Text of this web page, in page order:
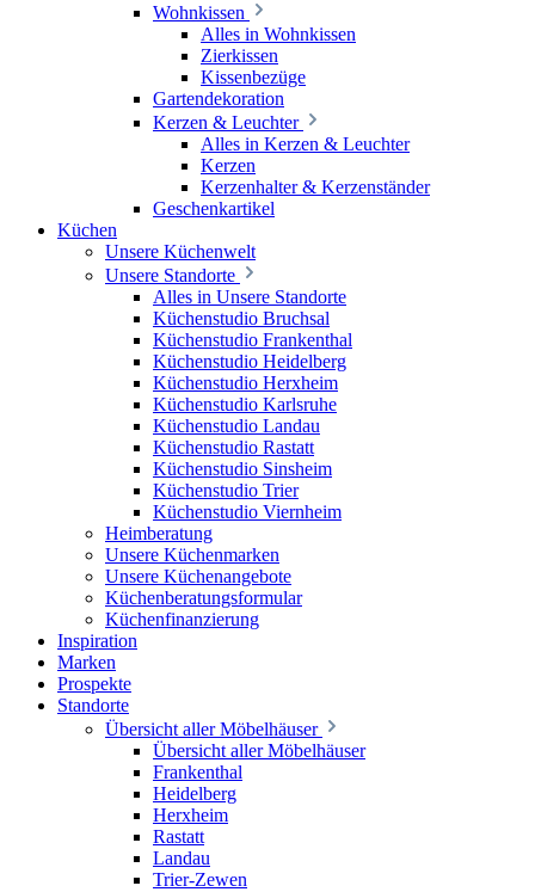
Wohnkissen
Alles in Wohnkissen
Zierkissen
Kissenbezüge
Gartendekoration
Kerzen & Leuchter
Alles in Kerzen & Leuchter
Kerzen
Kerzenhalter & Kerzenständer
Geschenkartikel
Küchen
Unsere Küchenwelt
Unsere Standorte
Alles in Unsere Standorte
Küchenstudio Bruchsal
Küchenstudio Frankenthal
Küchenstudio Heidelberg
Küchenstudio Herxheim
Küchenstudio Karlsruhe
Küchenstudio Landau
Küchenstudio Rastatt
Küchenstudio Sinsheim
Küchenstudio Trier
Küchenstudio Viernheim
Heimberatung
Unsere Küchenmarken
Unsere Küchenangebote
Küchenberatungsformular
Küchenfinanzierung
Inspiration
Marken
Prospekte
Standorte
Übersicht aller Möbelhäuser
Übersicht aller Möbelhäuser
Frankenthal
Heidelberg
Herxheim
Rastatt
Landau
Trier-Zewen